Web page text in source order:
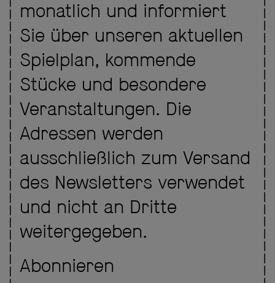
monatlich und informiert
Sie über unseren aktuellen
Spielplan, kommende
Stücke und besondere
Veranstaltungen. Die
Adressen werden
ausschließlich zum Versand
des Newsletters verwendet
und nicht an Dritte
weitergegeben.
Abonnieren